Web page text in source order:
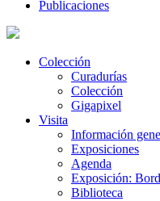
Publicaciones
Colección
Curadurías
Colección
Gigapixel
Visita
Información
Exposiciones
Agenda
Exposición:
Biblioteca